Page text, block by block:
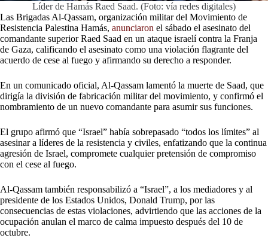
Líder de Hamás Raed Saad. (Foto: vía redes digitales)
Las Brigadas Al-Qassam, organización militar del Movimiento de
Resistencia Palestina Hamás, anunciaron el sábado el asesinato del
comandante superior Raed Saad en un ataque israelí contra la Franja
de Gaza, calificando el asesinato como una violación flagrante del
acuerdo de cese al fuego y afirmando su derecho a responder.
En un comunicado oficial, Al-Qassam lamentó la muerte de Saad, que
dirigía la división de fabricación militar del movimiento, y confirmó el
nombramiento de un nuevo comandante para asumir sus funciones.
El grupo afirmó que “Israel” había sobrepasado “todos los límites” al
asesinar a líderes de la resistencia y civiles, enfatizando que la continua
agresión de Israel, compromete cualquier pretensión de compromiso
con el cese al fuego.
Al-Qassam también responsabilizó a “Israel”, a los mediadores y al
presidente de los Estados Unidos, Donald Trump, por las
consecuencias de estas violaciones, advirtiendo que las acciones de la
ocupación anulan el marco de calma impuesto después del 10 de
octubre.